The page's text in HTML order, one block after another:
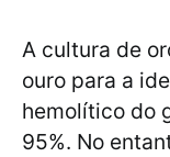
A cultura de
ouro para a
hemolítico do
95%. No